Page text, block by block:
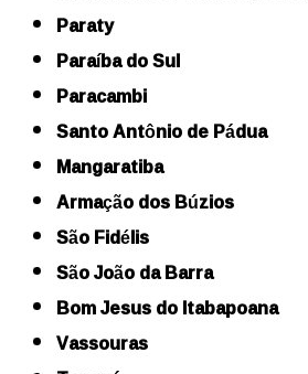
Paraty
Paraíba do Sul
Paracambi
Santo Antônio de Pádua
Mangaratiba
Armação dos Búzios
São Fidélis
São João da Barra
Bom Jesus do Itabapoana
Vassouras